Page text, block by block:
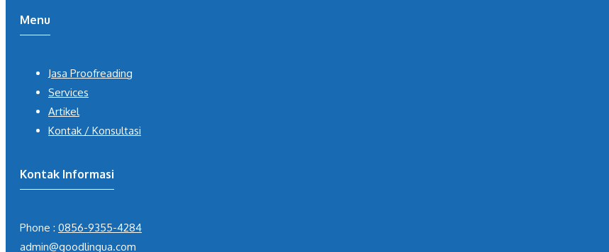
Menu
Jasa Proofreading
Services
Artikel
Kontak / Konsultasi
Kontak Informasi
Phone : 0856-9355-4284
admin@goodlingua.com